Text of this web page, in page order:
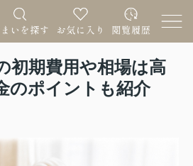
初期費用や相場は高
のポイントも紹介